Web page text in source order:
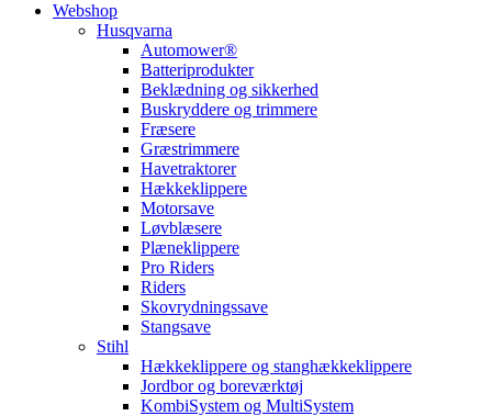
Webshop
Husqvarna
Automower®
Batteriprodukter
Beklædning og sikkerhed
Buskryddere og trimmere
Fræsere
Græstrimmere
Havetraktorer
Hækkeklippere
Motorsave
Løvblæsere
Plæneklippere
Pro Riders
Riders
Skovrydningssave
Stangsave
Stihl
Hækkeklippere og stanghækkeklippere
Jordbor og boreværktøj
KombiSystem og MultiSystem